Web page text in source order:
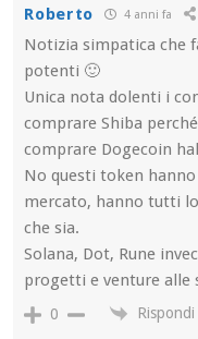
Roberto 4 anni fa
Notizia simpatica che
potenti 🙂
Unica nota dolenti i
comprare Shiba
comprare Dogecoin
No questi token
mercato, hanno tutti
che sia.
Solana, Dot, Rune
progetti e venture alle
0 Rispondi